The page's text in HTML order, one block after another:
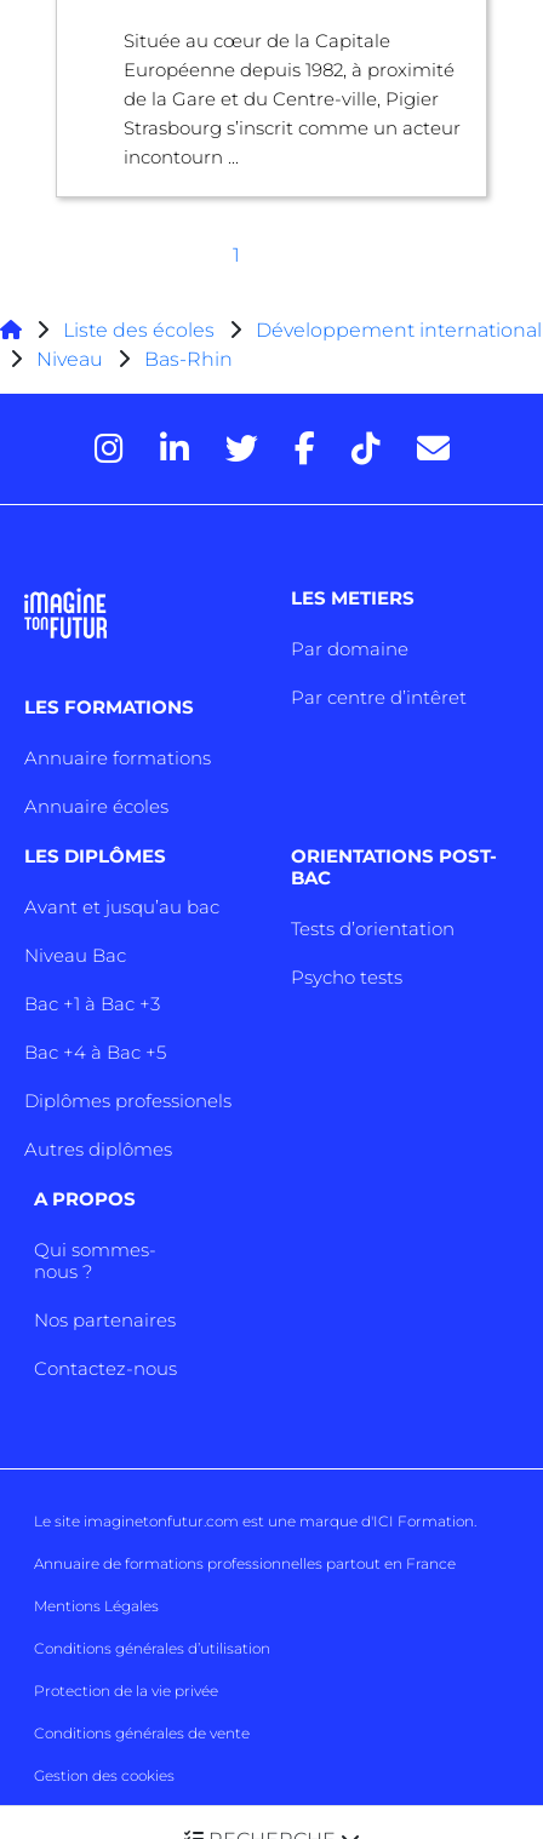
Située au cœur de la Capitale
Européenne depuis 1982, à proximité
de la Gare et du Centre-ville, Pigier
Strasbourg s’inscrit comme un acteur
incontourn ...
1
Liste des écoles
Développement international
Niveau
Bas-Rhin
LES FORMATIONS
Annuaire formations
Annuaire écoles
LES METIERS
Par domaine
Par centre d’intêret
LES DIPLÔMES
Avant et jusqu’au bac
Niveau Bac
Bac +1 à Bac +3
Bac +4 à Bac +5
Diplômes professionels
Autres diplômes
ORIENTATIONS POST-
BAC
Tests d’orientation
Psycho tests
A PROPOS
Qui sommes-
nous ?
Nos partenaires
Contactez-nous
Le site imaginetonfutur.com est une marque d'ICI Formation.
Annuaire de formations professionnelles partout en France
Mentions Légales
Conditions générales d’utilisation
Protection de la vie privée
Conditions générales de vente
Gestion des cookies
Imaginetonfutur 2026 Tous droits réservés